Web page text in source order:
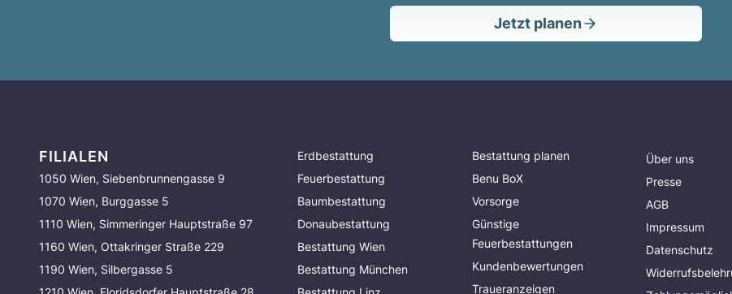
Jetzt planen
FILIALEN
1050 Wien, Siebenbrunnengasse 9
1070 Wien, Burggasse 5
1110 Wien, Simmeringer Hauptstraße 97
1160 Wien, Ottakringer Straße 229
1190 Wien, Silbergasse 5
Erdbestattung
Feuerbestattung
Baumbestattung
Donaubestattung
Bestattung Wien
Bestattung München
Bestattung planen
Benu BoX
Vorsorge
Günstige
Feuerbestattungen
Kundenbewertungen
Traueranzeigen
Über uns
Presse
AGB
Impressum
Datenschutz